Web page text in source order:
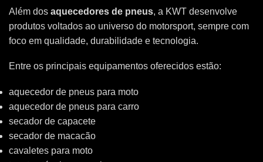
Além dos aquecedores de pneus, a KWT desenvolve
produtos voltados ao universo do motorsport, sempre com
foco em qualidade, durabilidade e tecnologia.
Entre os principais equipamentos oferecidos estão:
aquecedor de pneus para moto
aquecedor de pneus para carro
secador de capacete
secador de macacão
cavaletes para moto